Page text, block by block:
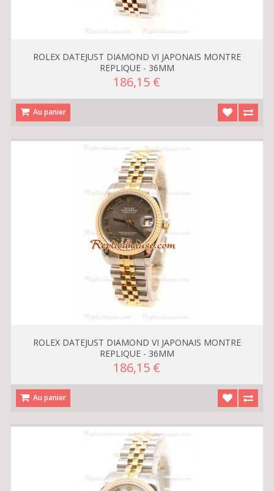
ROLEX DATEJUST DIAMOND VI JAPONAIS MONTRE
REPLIQUE - 36MM
186,15 €
Au panier
ROLEX DATEJUST DIAMOND VI JAPONAIS MONTRE
REPLIQUE - 36MM
186,15 €
Au panier